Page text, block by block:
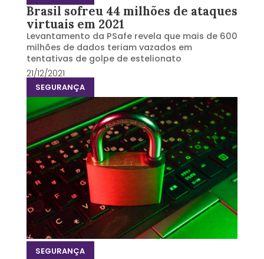
Brasil sofreu 44 milhões de ataques
virtuais em 2021
Levantamento da PSafe revela que mais de 600
milhões de dados teriam vazados em
tentativas de golpe de estelionato
21/12/2021
SEGURANÇA
SEGURANÇA